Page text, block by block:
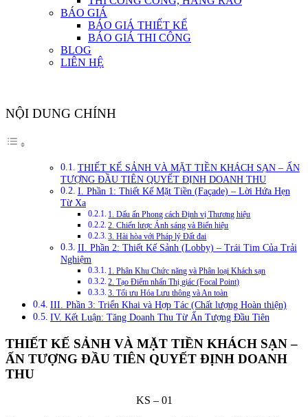
BÁO GIÁ
BÁO GIÁ THIẾT KẾ
BÁO GIÁ THI CÔNG
BLOG
LIÊN HỆ
NỘI DUNG CHÍNH
THIẾT KẾ SẢNH VÀ MẶT TIỀN KHÁCH SẠN – ẤN
TƯỢNG ĐẦU TIÊN QUYẾT ĐỊNH DOANH THU
I. Phần 1: Thiết Kế Mặt Tiền (Façade) – Lời Hứa Hẹn
Từ Xa
1. Dấu ấn Phong cách Định vị Thương hiệu
2. Chiến lược Ánh sáng và Biển hiệu
3. Hài hòa với Pháp lý Đất đai
II. Phần 2: Thiết Kế Sảnh (Lobby) – Trái Tim Của Trải
Nghiệm
1. Phân Khu Chức năng và Phân loại Khách sạn
2. Tạo Điểm nhấn Thị giác (Focal Point)
3. Tối ưu Hóa Lưu thông và An toàn
III. Phần 3: Triển Khai và Hợp Tác (Chất lượng Hoàn thiện)
IV. Kết Luận: Tăng Doanh Thu Từ Ấn Tượng Đầu Tiên
THIẾT KẾ SẢNH VÀ MẶT TIỀN KHÁCH SẠN –
ẤN TƯỢNG ĐẦU TIÊN QUYẾT ĐỊNH DOANH
THU
KS – 01